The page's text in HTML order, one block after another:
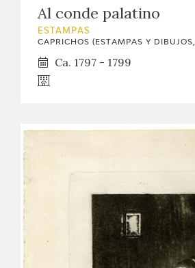
Al conde palatino
ESTAMPAS
CAPRICHOS (ESTAMPAS Y
Ca. 1797 - 1799